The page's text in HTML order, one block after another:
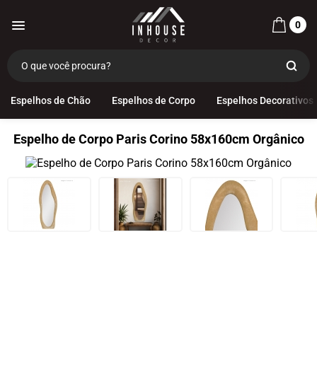
0
Espelhos de Chão Espelhos de Corpo Espelhos Decorativos
Espelho de Corpo Paris Corino 58x160cm Orgânico